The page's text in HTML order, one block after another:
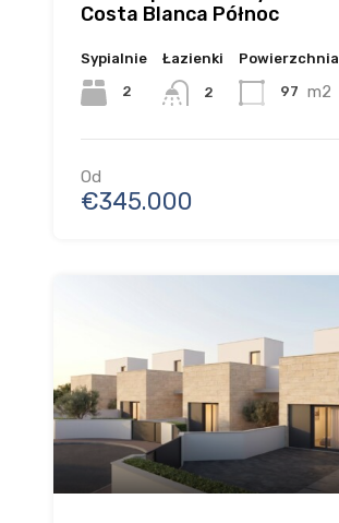
Costa Blanca Północ
Sypialnie
2
Łazienki
2
Powierzchnia
97 m2
Od
€345.000